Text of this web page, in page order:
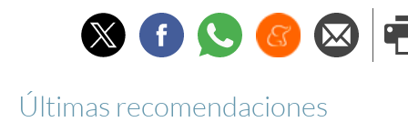
TwitterFacebookWhatsappMenéame
Últimas recomendaciones